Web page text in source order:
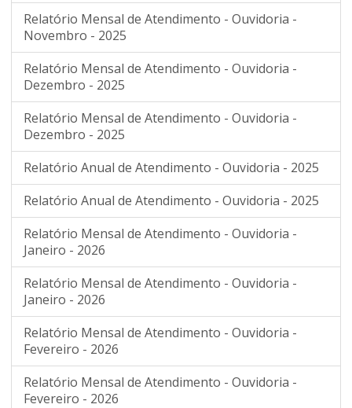
Relatório Mensal de Atendimento - Ouvidoria -
Novembro - 2025
Relatório Mensal de Atendimento - Ouvidoria -
Dezembro - 2025
Relatório Mensal de Atendimento - Ouvidoria -
Dezembro - 2025
Relatório Anual de Atendimento - Ouvidoria - 2025
Relatório Anual de Atendimento - Ouvidoria - 2025
Relatório Mensal de Atendimento - Ouvidoria -
Janeiro - 2026
Relatório Mensal de Atendimento - Ouvidoria -
Janeiro - 2026
Relatório Mensal de Atendimento - Ouvidoria -
Fevereiro - 2026
Relatório Mensal de Atendimento - Ouvidoria -
Fevereiro - 2026